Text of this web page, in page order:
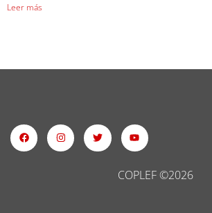
Leer más
COPLEF ©2026